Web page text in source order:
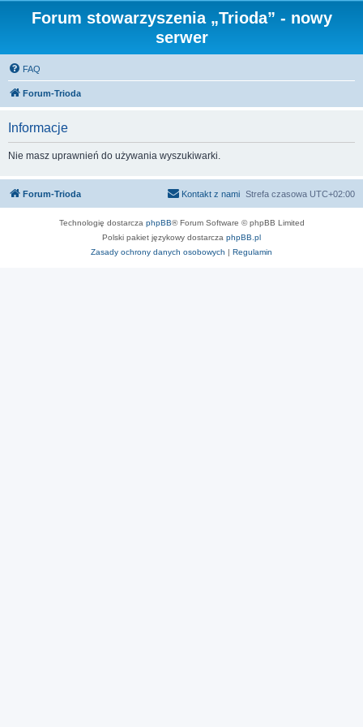
Forum stowarzyszenia „Trioda” - nowy
serwer
FAQ
Forum-Trioda
Informacje
Nie masz uprawnień do używania wyszukiwarki.
Forum-Trioda Strefa czasowa UTC+02:00
Kontakt z nami
Technologię dostarcza phpBB® Forum Software © phpBB Limited
Polski pakiet językowy dostarcza phpBB.pl
Zasady ochrony danych osobowych | Regulamin